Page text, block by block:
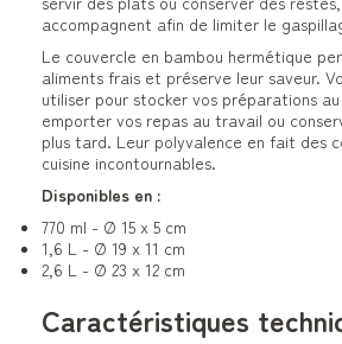
accompagnent afin de limiter le
Le couvercle en bambou hermétique
aliments frais et préserve leur saveur.
utiliser pour stocker vos préparations
emporter vos repas au travail ou
plus tard. Leur polyvalence en fait des
cuisine incontournables.
Disponibles en :
770 ml - Ø 15 x 5 cm
1,6 L - Ø 19 x 11 cm
2,6 L - Ø 23 x 12 cm
Caractéristiques